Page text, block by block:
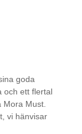
goda
och ett flertal
Must.
vi hänvisar